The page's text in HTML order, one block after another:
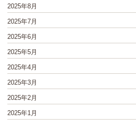
2025年8月
2025年7月
2025年6月
2025年5月
2025年4月
2025年3月
2025年2月
2025年1月